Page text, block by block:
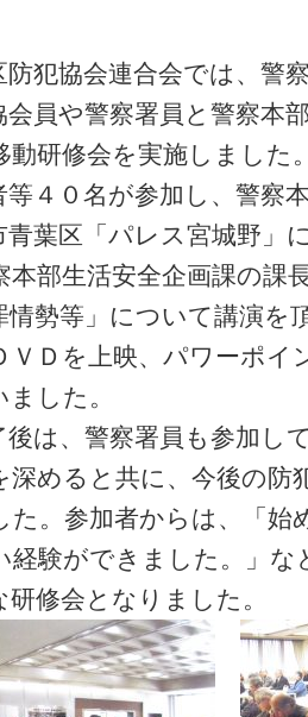
犯協会連合会では、警
会員や警察署員と警察本
動研修会を実施しました
等４０名が参加し、警察
青葉区「パレス宮城野」
本部生活安全企画課の課
情勢等」について講演を
ＶＤを上映、パワーポイ
した。
は、警察署員も参加し
深めると共に、今後の防
た。参加者からは、「始
経験ができました。」な
研修会となりました。